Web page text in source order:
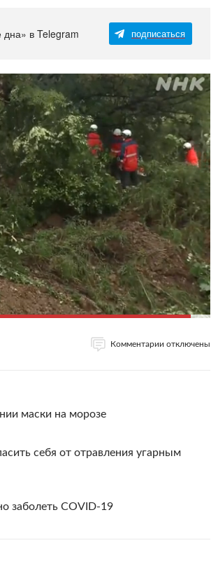
в Telegram подписаться
Комментарии отключены
маски на морозе
себя от отравления угарным
заболеть COVID-19